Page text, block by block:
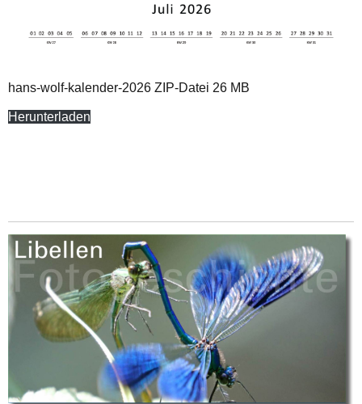
hans-wolf-kalender-2026 ZIP-Datei 26 MB
Herunterladen